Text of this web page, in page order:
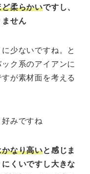
柔らかいですし、
ません
少ないですね。と
ク系のアイアンに
が素材面を考える
みですね
なり高いと感じま
くいですし大きな